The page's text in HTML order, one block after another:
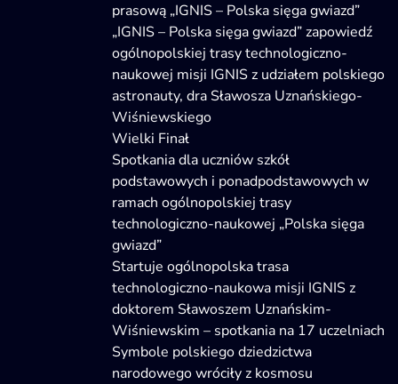
prasową „IGNIS – Polska sięga gwiazd”
„IGNIS – Polska sięga gwiazd” zapowiedź
ogólnopolskiej trasy technologiczno-
naukowej misji IGNIS z udziałem polskiego
astronauty, dra Sławosza Uznańskiego-
Wiśniewskiego
Wielki Finał
Spotkania dla uczniów szkół
podstawowych i ponadpodstawowych w
ramach ogólnopolskiej trasy
technologiczno-naukowej „Polska sięga
gwiazd”
Startuje ogólnopolska trasa
technologiczno-naukowa misji IGNIS z
doktorem Sławoszem Uznańskim-
Wiśniewskim – spotkania na 17 uczelniach
Symbole polskiego dziedzictwa
narodowego wróciły z kosmosu